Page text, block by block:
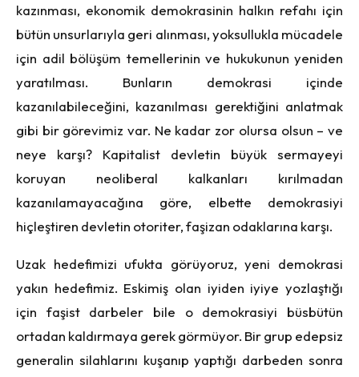
kazınması, ekonomik demokrasinin halkın refahı için
bütün unsurlarıyla geri alınması, yoksullukla mücadele
için adil bölüşüm temellerinin ve hukukunun yeniden
yaratılması. Bunların demokrasi içinde
kazanılabileceğini, kazanılması gerektiğini anlatmak
gibi bir görevimiz var. Ne kadar zor olursa olsun – ve
neye karşı? Kapitalist devletin büyük sermayeyi
koruyan neoliberal kalkanları kırılmadan
kazanılamayacağına göre, elbette demokrasiyi
hiçleştiren devletin otoriter, faşizan odaklarına karşı.
Uzak hedefimizi ufukta görüyoruz, yeni demokrasi
yakın hedefimiz. Eskimiş olan iyiden iyiye yozlaştığı
için faşist darbeler bile o demokrasiyi büsbütün
ortadan kaldırmaya gerek görmüyor. Bir grup edepsiz
generalin silahlarını kuşanıp yaptığı darbeden sonra